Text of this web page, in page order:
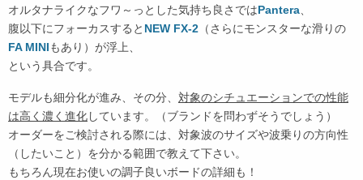
オルタナライクなフワ～っとした気持ち良さではPantera
腹以下にフォーカスすると NEW FX-2 （さらにモンスターな滑りの
FA MINIもあり）が浮上、
という具合です。
モデルも細分化が進み、その分、 対象のシチュエーションでの性能
は高く濃く進化しています。（ブランドを問わずそうでしょう）
オーダーをご検討される際には、対象波のサイズや波乗りの方向性
（したいこと）を分かる範囲で教えて下さい。
もちろん現在お使いの調子良いボードの詳細も！